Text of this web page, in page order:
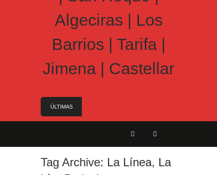
ÚLTIMAS
Angelo Cerisola como Director Ejecutivo del
El alcalde felicita a Sara, que con 14 años ha
Tag Archive: La Línea, La